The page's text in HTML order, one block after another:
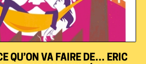
QU’ON VA FAIRE DE… ERIC